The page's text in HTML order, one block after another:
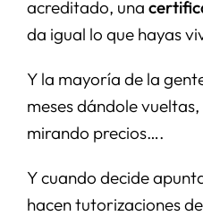
acreditado, una
da igual lo que hayas
Y la mayoría de la
meses dándole
mirando precios….
Y cuando decide
hacen tutorizaciones